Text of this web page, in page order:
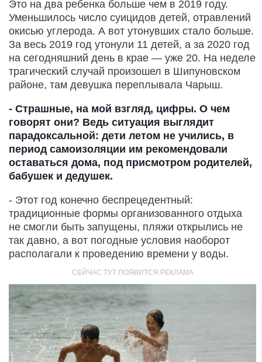
Это на два ребенка больше чем в 2019 году.
Уменьшилось число суицидов детей, отравлений
окисью углерода. А вот утонувших стало больше.
За весь 2019 год утонули 11 детей, а за 2020 год
на сегодняшний день в крае — уже 20. На неделе
трагический случай произошел в Шипуновском
районе, там девушка переплывала Чарыш.
- Страшные, на мой взгляд, цифры. О чем
говорят они? Ведь ситуация выглядит
парадоксальной: дети летом не учились, в
период самоизоляции им рекомендовали
оставаться дома, под присмотром родителей,
бабушек и дедушек.
- Этот год конечно беспрецедентный:
традиционные формы организованного отдыха
не смогли быть запущены, пляжи открылись не
так давно, а вот погодные условия наоборот
располагали к проведению времени у воды.